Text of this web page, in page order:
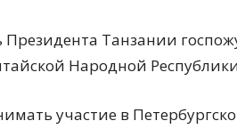
Президента Танзании
Народной
участие в